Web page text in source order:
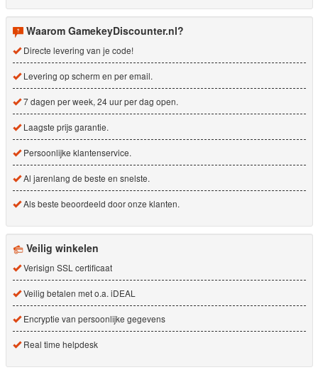
Waarom GamekeyDiscounter.nl?
Directe levering van je code!
Levering op scherm en per email.
7 dagen per week, 24 uur per dag open.
Laagste prijs garantie.
Persoonlijke klantenservice.
Al jarenlang de beste en snelste.
Als beste beoordeeld door onze klanten.
Veilig winkelen
Verisign SSL certificaat
Veilig betalen met o.a. iDEAL
Encryptie van persoonlijke gegevens
Real time helpdesk